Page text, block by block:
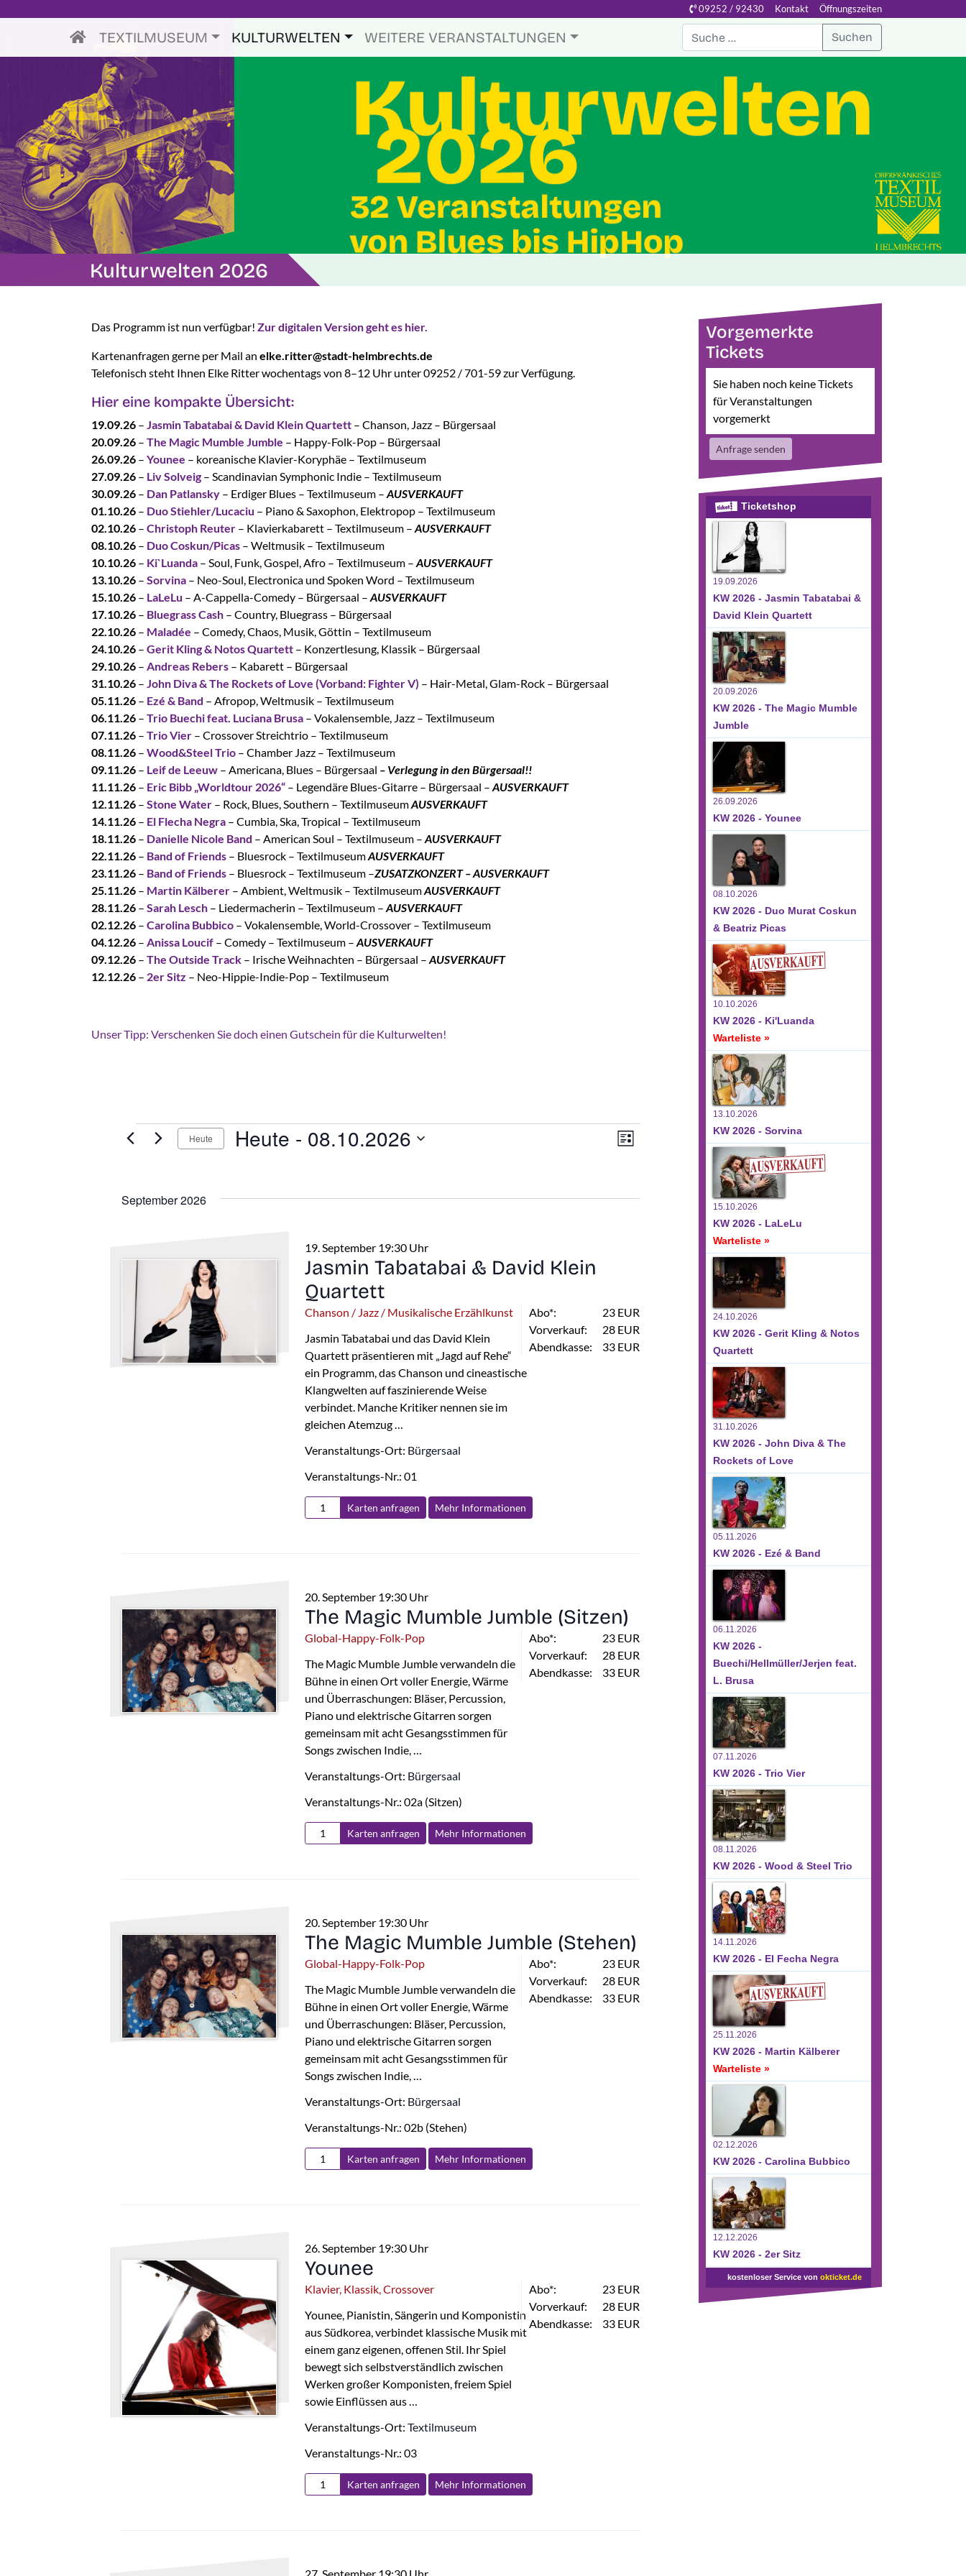
09252 / 92430 Kontakt Öffnungszeiten
TEXTILMUSEUM KULTURWELTEN WEITERE VERANSTALTUNGEN Suchen
Kulturwelten 2026
Das Programm ist nun verfügbar! Zur digitalen Version geht es hier.
Kartenanfragen gerne per Mail an elke.ritter@stadt-helmbrechts.de
Telefonisch steht Ihnen Elke Ritter wochentags von 8–12 Uhr unter 09252 / 701-59 zur Verfügung.
Hier eine kompakte Übersicht:
19.09.26 – Jasmin Tabatabai & David Klein Quartett – Chanson, Jazz – Bürgersaal
20.09.26 – The Magic Mumble Jumble – Happy-Folk-Pop – Bürgersaal
26.09.26 – Younee – koreanische Klavier-Koryphäe – Textilmuseum
27.09.26 – Liv Solveig – Scandinavian Symphonic Indie – Textilmuseum
30.09.26 – Dan Patlansky – Erdiger Blues – Textilmuseum – AUSVERKAUFT
01.10.26 – Duo Stiehler/Lucaciu – Piano & Saxophon, Elektropop – Textilmuseum
02.10.26 – Christoph Reuter – Klavierkabarett – Textilmuseum – AUSVERKAUFT
08.10.26 – Duo Coskun/Picas – Weltmusik – Textilmuseum
10.10.26 – Ki`Luanda – Soul, Funk, Gospel, Afro – Textilmuseum – AUSVERKAUFT
13.10.26 – Sorvina – Neo-Soul, Electronica und Spoken Word – Textilmuseum
15.10.26 – LaLeLu – A-Cappella-Comedy – Bürgersaal – AUSVERKAUFT
17.10.26 – Bluegrass Cash – Country, Bluegrass – Bürgersaal
22.10.26 – Maladée – Comedy, Chaos, Musik, Göttin – Textilmuseum
24.10.26 – Gerit Kling & Notos Quartett – Konzertlesung, Klassik – Bürgersaal
29.10.26 – Andreas Rebers – Kabarett – Bürgersaal
31.10.26 – John Diva & The Rockets of Love (Vorband: Fighter V) – Hair-Metal, Glam-Rock – Bürgersaal
05.11.26 – Ezé & Band – Afropop, Weltmusik – Textilmuseum
06.11.26 – Trio Buechi feat. Luciana Brusa – Vokalensemble, Jazz – Textilmuseum
07.11.26 – Trio Vier – Crossover Streichtrio – Textilmuseum
08.11.26 – Wood&Steel Trio – Chamber Jazz – Textilmuseum
09.11.26 – Leif de Leeuw – Americana, Blues – Bürgersaal – Verlegung in den Bürgersaal!!
11.11.26 – Eric Bibb „Worldtour 2026“ – Legendäre Blues-Gitarre – Bürgersaal – AUSVERKAUFT
12.11.26 – Stone Water – Rock, Blues, Southern – TextilmuseumAUSVERKAUFT
14.11.26 – El Flecha Negra – Cumbia, Ska, Tropical – Textilmuseum
18.11.26 – Danielle Nicole Band – American Soul – Textilmuseum – AUSVERKAUFT
22.11.26 – Band of Friends – Bluesrock – TextilmuseumAUSVERKAUFT
23.11.26 – Band of Friends – Bluesrock – Textilmuseum –ZUSATZKONZERT – AUSVERKAUFT
25.11.26 – Martin Kälberer – Ambient, Weltmusik – TextilmuseumAUSVERKAUFT
28.11.26 – Sarah Lesch – Liedermacherin – Textilmuseum – AUSVERKAUFT
02.12.26 – Carolina Bubbico – Vokalensemble, World-Crossover – Textilmuseum
04.12.26 – Anissa Loucif – Comedy – Textilmuseum – AUSVERKAUFT
09.12.26 – The Outside Track – Irische Weihnachten – Bürgersaal – AUSVERKAUFT
12.12.26 – 2er Sitz – Neo-Hippie-Indie-Pop – Textilmuseum
Unser Tipp: Verschenken Sie doch einen Gutschein für die Kulturwelten!
Veranstaltungen
Ansichten-
Navigation
Veranstaltung
Ansichten-
Navigation
Liste
Heute Heute - 08.10.2026
September 2026
19. September 19:30 Uhr
Jasmin Tabatabai & David Klein
Quartett
Chanson / Jazz / Musikalische Erzählkunst
Jasmin Tabatabai und das David Klein
Quartett präsentieren mit „Jagd auf Rehe“
ein Programm, das Chanson und cineastische
Klangwelten auf faszinierende Weise
verbindet. Manche Kritiker nennen sie im
gleichen Atemzug …
Veranstaltungs-Ort: Bürgersaal
Veranstaltungs-Nr.: 01
Abo*:
23 EUR
Vorverkauf:
28 EUR
Abendkasse:
33 EUR
Karten anfragen Mehr Informationen
20. September 19:30 Uhr
The Magic Mumble Jumble (Sitzen)
Global-Happy-Folk-Pop
The Magic Mumble Jumble verwandeln die
Bühne in einen Ort voller Energie, Wärme
und Überraschungen: Bläser, Percussion,
Piano und elektrische Gitarren sorgen
gemeinsam mit acht Gesangsstimmen für
Songs zwischen Indie, …
Veranstaltungs-Ort: Bürgersaal
Veranstaltungs-Nr.: 02a (Sitzen)
Abo*:
23 EUR
Vorverkauf:
28 EUR
Abendkasse:
33 EUR
Karten anfragen Mehr Informationen
20. September 19:30 Uhr
The Magic Mumble Jumble (Stehen)
Global-Happy-Folk-Pop
The Magic Mumble Jumble verwandeln die
Bühne in einen Ort voller Energie, Wärme
und Überraschungen: Bläser, Percussion,
Piano und elektrische Gitarren sorgen
gemeinsam mit acht Gesangsstimmen für
Songs zwischen Indie, …
Veranstaltungs-Ort: Bürgersaal
Veranstaltungs-Nr.: 02b (Stehen)
Abo*:
23 EUR
Vorverkauf:
28 EUR
Abendkasse:
33 EUR
Karten anfragen Mehr Informationen
26. September 19:30 Uhr
Younee
Klavier, Klassik, Crossover
Younee, Pianistin, Sängerin und Komponistin
aus Südkorea, verbindet klassische Musik mit
einem ganz eigenen, offenen Stil. Ihr Spiel
bewegt sich selbstverständlich zwischen
Werken großer Komponisten, freiem Spiel
sowie Einflüssen aus …
Veranstaltungs-Ort:Textilmuseum
Veranstaltungs-Nr.: 03
Abo*:
23 EUR
Vorverkauf:
28 EUR
Abendkasse:
33 EUR
Karten anfragen Mehr Informationen
Vorgemerkte
Tickets
Sie haben noch keine Tickets
für Veranstaltungen
vorgemerkt
Anfrage senden
Ticketshop
19.09.2026
KW 2026 - Jasmin Tabatabai &
David Klein Quartett
20.09.2026
KW 2026 - The Magic Mumble
Jumble
26.09.2026
KW 2026 - Younee
08.10.2026
KW 2026 - Duo Murat Coskun
& Beatriz Picas
10.10.2026
KW 2026 - Ki'Luanda
Warteliste »
13.10.2026
KW 2026 - Sorvina
15.10.2026
KW 2026 - LaLeLu
Warteliste »
24.10.2026
KW 2026 - Gerit Kling & Notos
Quartett
31.10.2026
KW 2026 - John Diva & The
Rockets of Love
05.11.2026
KW 2026 - Ezé & Band
06.11.2026
KW 2026 -
Buechi/Hellmüller/Jerjen feat.
L. Brusa
07.11.2026
KW 2026 - Trio Vier
08.11.2026
KW 2026 - Wood & Steel Trio
14.11.2026
KW 2026 - El Fecha Negra
25.11.2026
KW 2026 - Martin Kälberer
Warteliste »
02.12.2026
KW 2026 - Carolina Bubbico
12.12.2026
KW 2026 - 2er Sitz
kostenloser Service von okticket.de